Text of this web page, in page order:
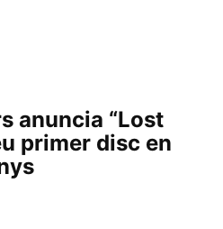
anuncia “Lost
primer disc en